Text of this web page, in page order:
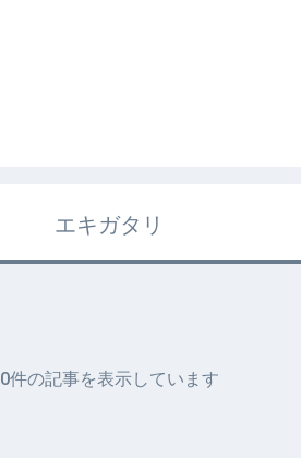
エキガタリ
0件の記事を表示しています